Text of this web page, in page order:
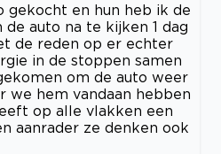
gekocht en hun heb ik de
auto na te kijken 1 dag
de reden op er echter
in de stoppen samen
om de auto weer
we hem vandaan hebben
op alle vlakken een
aanrader ze denken ook